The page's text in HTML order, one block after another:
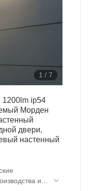
1 / 7
ip54
Морден
двери,
настенный
и